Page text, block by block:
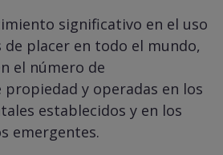
significativo en el uso
de placer en todo el mundo,
el número de
propiedad y operadas en los
establecidos y en los
emergentes.